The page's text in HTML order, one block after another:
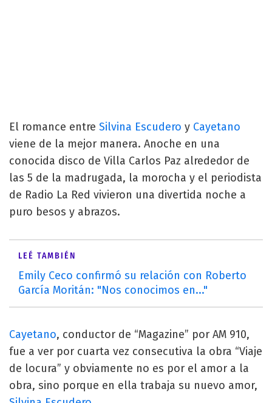
El romance entre Silvina Escudero y Cayetano
viene de la mejor manera. Anoche en una
conocida disco de Villa Carlos Paz alrededor de
las 5 de la madrugada, la morocha y el periodista
de Radio La Red vivieron una divertida noche a
puro besos y abrazos.
LEÉ TAMBIÉN
Emily Ceco confirmó su relación con Roberto
García Moritán: "Nos conocimos en..."
Cayetano, conductor de “Magazine” por AM 910,
fue a ver por cuarta vez consecutiva la obra “Viaje
de locura” y obviamente no es por el amor a la
obra, sino porque en ella trabaja su nuevo amor,